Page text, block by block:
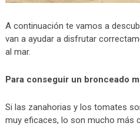
A continuación te vamos a
van a ayudar a disfrutar
al mar.
Para conseguir un bronceado
Si las zanahorias y los tomates
muy eficaces, lo son mucho más